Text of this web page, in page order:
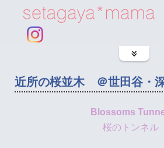
近所の桜並木 ＠世田谷・
Blossoms
桜のトンネル